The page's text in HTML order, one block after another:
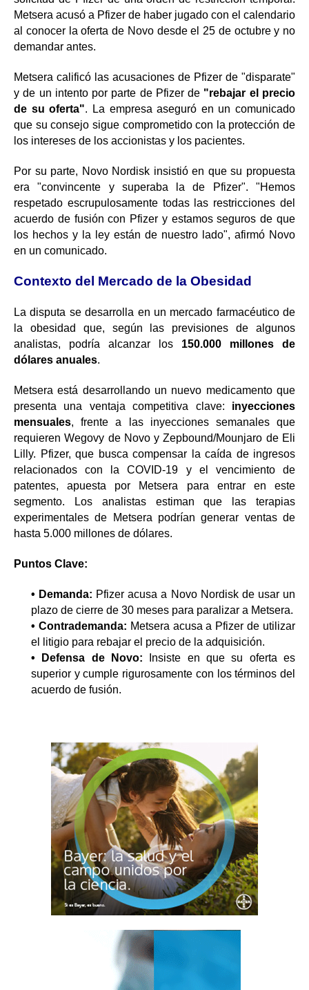
Metsera acusó a Pfizer de haber jugado con el calendario
al conocer la oferta de Novo desde el 25 de octubre y no
demandar antes.
Metsera calificó las acusaciones de Pfizer de "disparate"
y de un intento por parte de Pfizer de "rebajar el precio
de su oferta". La empresa aseguró en un comunicado
que su consejo sigue comprometido con la protección de
los intereses de los accionistas y los pacientes.
Por su parte, Novo Nordisk insistió en que su propuesta
era "convincente y superaba la de Pfizer". "Hemos
respetado escrupulosamente todas las restricciones del
acuerdo de fusión con Pfizer y estamos seguros de que
los hechos y la ley están de nuestro lado", afirmó Novo
en un comunicado.
Contexto del Mercado de la Obesidad
La disputa se desarrolla en un mercado farmacéutico de
la obesidad que, según las previsiones de algunos
analistas, podría alcanzar los 150.000 millones de
dólares anuales.
Metsera está desarrollando un nuevo medicamento que
presenta una ventaja competitiva clave: inyecciones
mensuales, frente a las inyecciones semanales que
requieren Wegovy de Novo y Zepbound/Mounjaro de Eli
Lilly. Pfizer, que busca compensar la caída de ingresos
relacionados con la COVID-19 y el vencimiento de
patentes, apuesta por Metsera para entrar en este
segmento. Los analistas estiman que las terapias
experimentales de Metsera podrían generar ventas de
hasta 5.000 millones de dólares.
Puntos Clave:
• Demanda: Pfizer acusa a Novo Nordisk de usar un
plazo de cierre de 30 meses para paralizar a Metsera.
• Contrademanda: Metsera acusa a Pfizer de utilizar
el litigio para rebajar el precio de la adquisición.
• Defensa de Novo: Insiste en que su oferta es
superior y cumple rigurosamente con los términos del
acuerdo de fusión.